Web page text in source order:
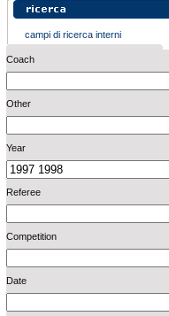
campi di ricerca interni
Coach
Other
Year
Referee
Competition
Date